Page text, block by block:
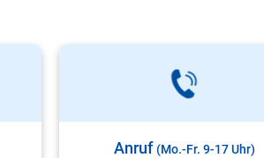
Anruf (Mo.-Fr. 9-17 Uhr)